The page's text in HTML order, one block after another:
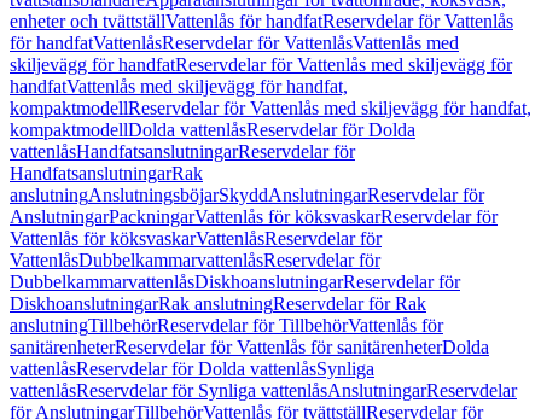
enheter och tvättställVattenlås för handfatReservdelar för Vattenlås
för handfatVattenlåsReservdelar för VattenlåsVattenlås med
skiljevägg för handfatReservdelar för Vattenlås med skiljevägg för
handfatVattenlås med skiljevägg för handfat,
kompaktmodellReservdelar för Vattenlås med skiljevägg för handfat,
kompaktmodellDolda vattenlåsReservdelar för Dolda
vattenlåsHandfatsanslutningarReservdelar för
HandfatsanslutningarRak
anslutningAnslutningsböjarSkyddAnslutningarReservdelar för
AnslutningarPackningarVattenlås för köksvaskarReservdelar för
Vattenlås för köksvaskarVattenlåsReservdelar för
VattenlåsDubbelkammarvattenlåsReservdelar för
DubbelkammarvattenlåsDiskhoanslutningarReservdelar för
DiskhoanslutningarRak anslutningReservdelar för Rak
anslutningTillbehörReservdelar för TillbehörVattenlås för
sanitärenheterReservdelar för Vattenlås för sanitärenheterDolda
vattenlåsReservdelar för Dolda vattenlåsSynliga
vattenlåsReservdelar för Synliga vattenlåsAnslutningarReservdelar
för AnslutningarTillbehörVattenlås för tvättställReservdelar för